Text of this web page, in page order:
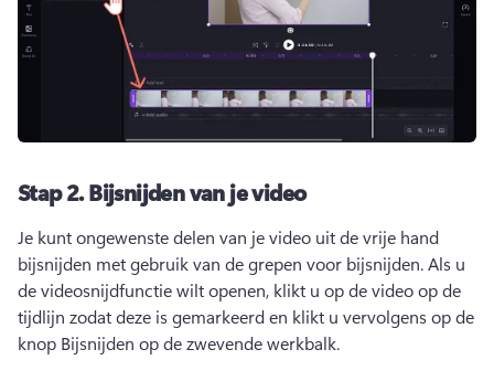
Stap 2.Bijsnijden van je video
Je kunt ongewenste delen van je video uit de vrije hand
bijsnijden met gebruik van de grepen voor bijsnijden. Als u
de videosnijdfunctie wilt openen, klikt u op de video op de
tijdlijn zodat deze is gemarkeerd en klikt u vervolgens op de
knop Bijsnijden op de zwevende werkbalk.